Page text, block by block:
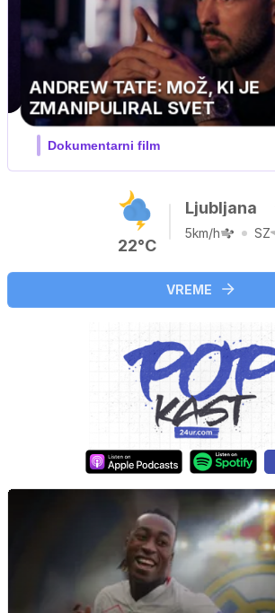
MOJ PRIJATELJ PINGVIN
Film meseca / družinski, pustolovski
22°C
Ljubljana
5km/h SZ
VREME